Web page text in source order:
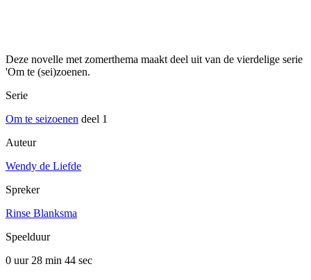
Deze novelle met zomerthema maakt deel uit van de vierdelige serie
'Om te (sei)zoenen.
Serie
Om te seizoenen deel 1
Auteur
Wendy de Liefde
Spreker
Rinse Blanksma
Speelduur
0 uur 28 min 44 sec